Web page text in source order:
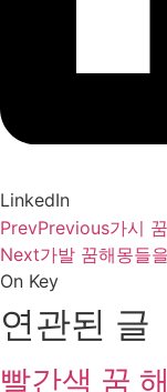
LinkedIn
PrevPrevious가시
Next가발 꿈해몽들
On Key
연관된 글
빨간색 꿈